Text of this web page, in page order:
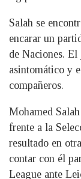
Salah se
encarar un
de Naciones.
asintomático y
compañeros.
Mohamed
frente a la
resultado en
contar con él
League ante